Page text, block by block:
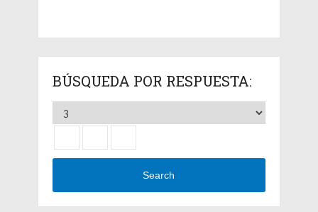
BÚSQUEDA POR RESPUESTA:
Search